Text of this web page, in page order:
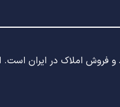
فروش املاک در ایران است.